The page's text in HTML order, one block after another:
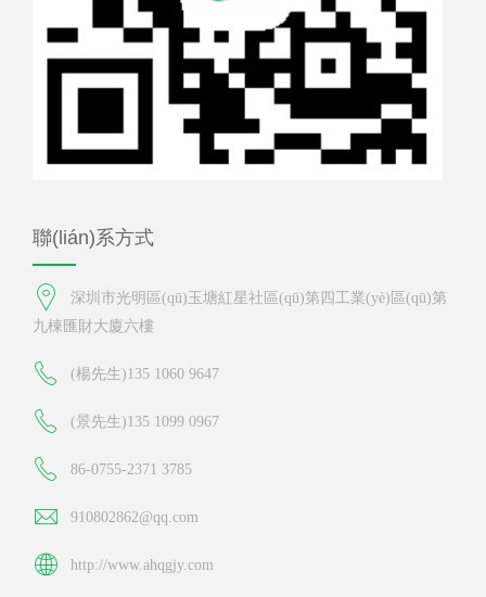
聯(lián)系方式
深圳市光明區(qū)玉塘紅星社區(qū)第四工業(yè)區(qū)第
九棟匯財大廈六樓
(楊先生)135 1060 9647
(景先生)135 1099 0967
86-0755-2371 3785
910802862@qq.com
http://www.ahqgjy.com